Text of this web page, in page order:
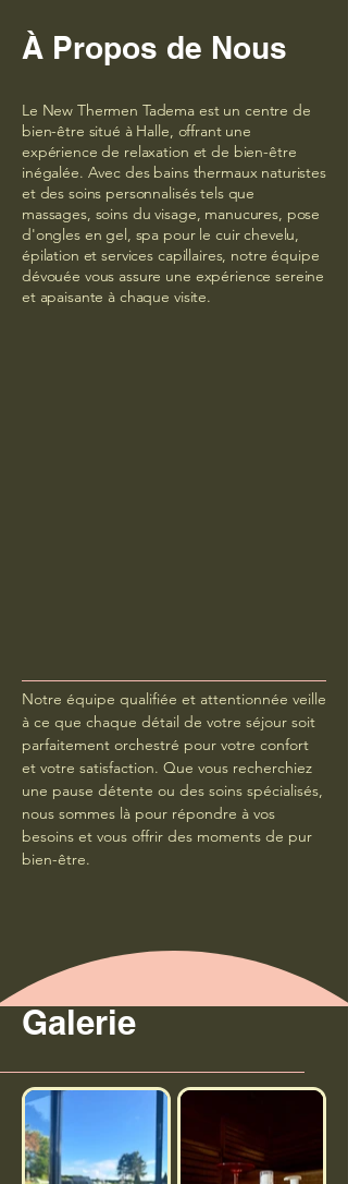
À Propos de Nous
Le New Thermen Tadema est un centre de
bien-être situé à Halle, offrant une
expérience de relaxation et de bien-être
inégalée. Avec des bains thermaux naturistes
et des soins personnalisés tels que
massages, soins du visage, manucures, pose
d'ongles en gel, spa pour le cuir chevelu,
épilation et services capillaires, notre équipe
dévouée vous assure une expérience sereine
et apaisante à chaque visite.
Notre équipe qualifiée et attentionnée veille
à ce que chaque détail de votre séjour soit
parfaitement orchestré pour votre confort
et votre satisfaction. Que vous recherchiez
une pause détente ou des soins spécialisés,
nous sommes là pour répondre à vos
besoins et vous offrir des moments de pur
bien-être.
Galerie